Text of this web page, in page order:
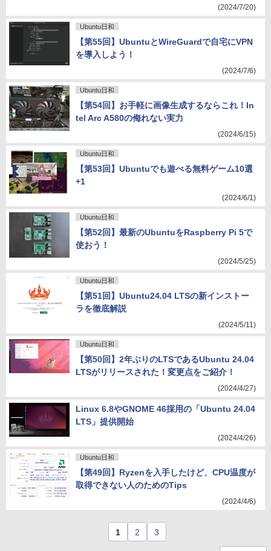
(2024/7/20)
Ubuntu日和
【第55回】UbuntuとWireGuardで自宅にVPN
を導入しよう！
(2024/7/6)
Ubuntu日和
【第54回】お手軽に画像生成するならこれ！In
tel Arc A580の侮れない実力
(2024/6/15)
Ubuntu日和
【第53回】Ubuntuでも遊べる無料ゲーム10選
+1
(2024/6/1)
Ubuntu日和
【第52回】最新のUbuntuをRaspberry Pi 5で
使おう！
(2024/5/25)
Ubuntu日和
【第51回】Ubuntu24.04 LTSの新インストー
ラを徹底解説
(2024/5/11)
Ubuntu日和
【第50回】2年ぶりのLTSであるUbuntu 24.04
LTSがリリースされた！変更点をご紹介！
(2024/4/27)
Linux 6.8やGNOME 46採用の「Ubuntu 24.04
LTS」提供開始
(2024/4/26)
Ubuntu日和
【第49回】Ryzenを入手したけど、CPU温度が
取得できない人のためのTips
(2024/4/6)
1 2 3